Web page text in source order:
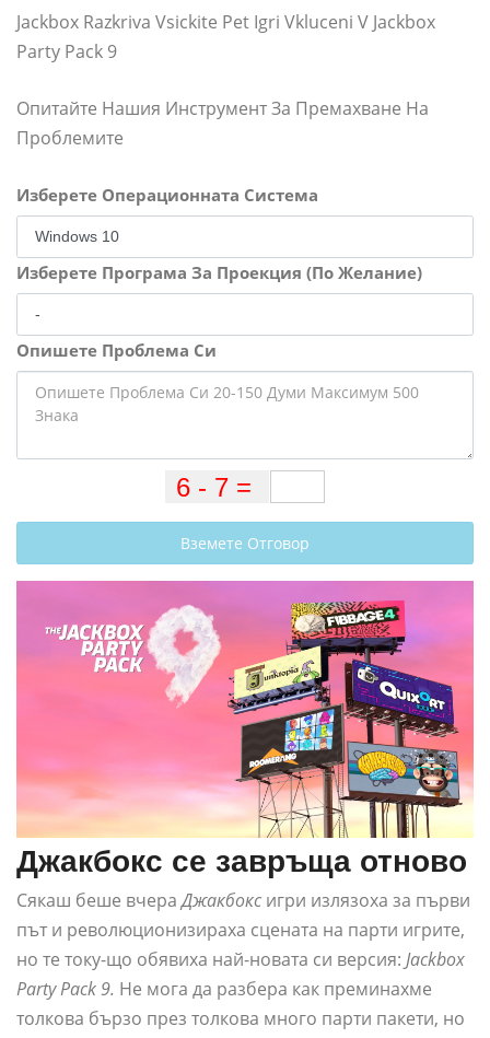
Jackbox Razkriva Vsickite Pet Igri Vkluceni V Jackbox
Party Pack 9
Опитайте Нашия Инструмент За Премахване На
Проблемите
Изберете Операционната Система
Изберете Програма За Проекция (По Желание)
Опишете Проблема Си
Вземете Отговор
Джакбокс се завръща отново
Сякаш беше вчераДжакбокс игри излязоха за първи
път и революционизираха сцената на парти игрите,
но те току-що обявиха най-новата си версия: Jackbox
Party Pack 9. Не мога да разбера как преминахме
толкова бързо през толкова много парти пакети, но